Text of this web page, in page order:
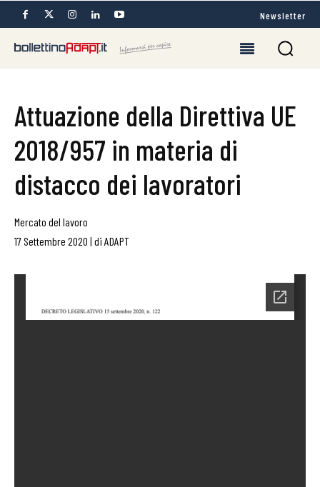
Newsletter
Attuazione della Direttiva UE
2018/957 in materia di
distacco dei lavoratori
Mercato del lavoro
17 Settembre 2020 | di ADAPT